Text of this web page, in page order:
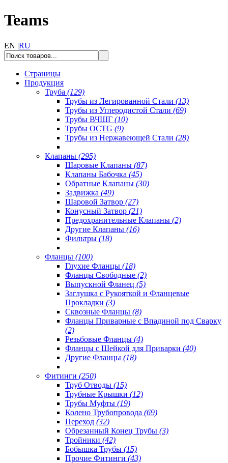
Teams
EN |RU
Страницы
Продукция
Труба (129)
Трубы из Легированной Стали (13)
Трубы из Углеродистой Стали (69)
Трубы ВЧШГ (10)
Трубы OCTG (9)
Трубы из Нержавеющей Стали (28)
Клапаны (295)
Шаровые Клапаны (87)
Клапаны Бабочка (45)
Обратные Клапаны (30)
Задвижка (49)
Шаровой Затвор (27)
Конусный Затвор (21)
Предохранительные Клапаны (2)
Другие Клапаны (16)
Фильтры (18)
Фланцы (100)
Глухие Фланцы (18)
Фланцы Свободные (2)
Выпускной Фланец (5)
Заглушка с Рукояткой и Фланцевые
Прокладки (3)
Сквозные Фланцы (8)
Фланцы Приварные с Впадиной под Сварку
(2)
Резьбовые Фланцы (4)
Фланцы с Шейкой для Приварки (40)
Другие Фланцы (18)
Фитинги (250)
Труб Отводы (15)
Трубные Крышки (12)
Трубы Муфты (19)
Колено Трубопровода (69)
Переход (32)
Обрезанный Конец Трубы (3)
Тройники (42)
Бобышка Трубы (15)
Прочие Фитинги (43)